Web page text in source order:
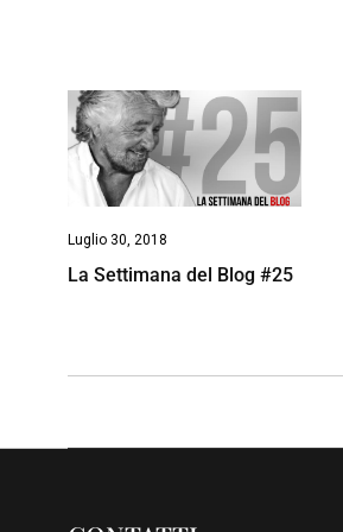
Luglio 30, 2018
La Settimana del Blog #25